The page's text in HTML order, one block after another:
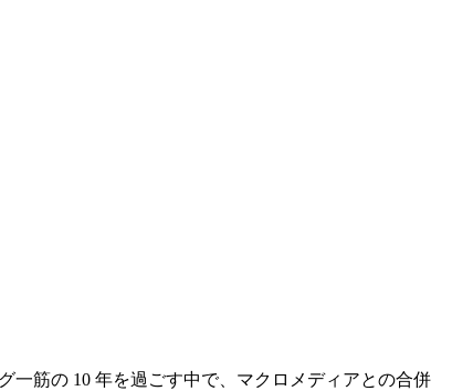
一筋の 10 年を過ごす中で、マクロメディアとの合併